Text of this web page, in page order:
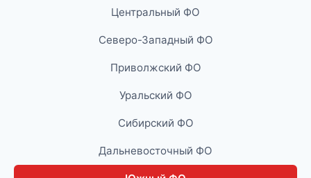
Центральный ФО
Северо-Западный ФО
Приволжский ФО
Уральский ФО
Сибирский ФО
Дальневосточный ФО